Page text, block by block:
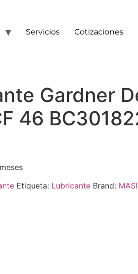
Servicios Cotizaciones
Gardner
46
Etiqueta: Lubricante Brand: